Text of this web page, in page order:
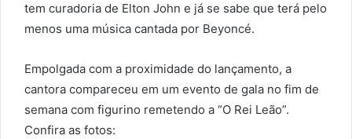
tem curadoria de Elton John e já se sabe que terá pelo
menos uma música cantada por Beyoncé.
Empolgada com a proximidade do lançamento, a
cantora compareceu em um evento de gala no fim de
semana com figurino remetendo a “O Rei Leão”.
Confira as fotos: